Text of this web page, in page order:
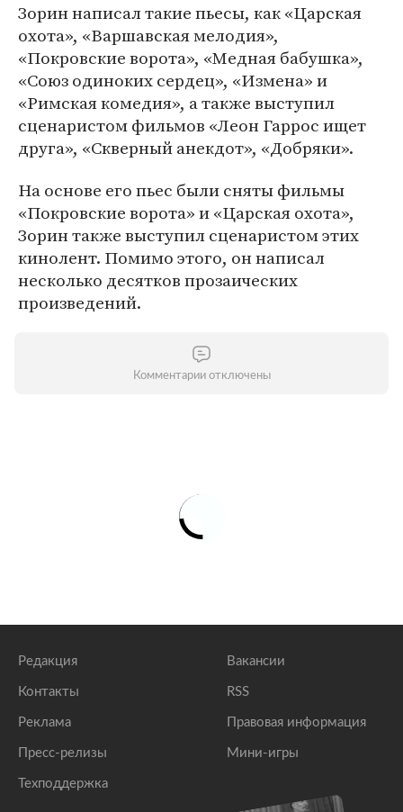
Зорин написал такие пьесы, как «Царская
охота», «Варшавская мелодия»,
«Покровские ворота», «Медная бабушка»,
«Союз одиноких сердец», «Измена» и
«Римская комедия», а также выступил
сценаристом фильмов «Леон Гаррос ищет
друга», «Скверный анекдот», «Добряки».
На основе его пьес были сняты фильмы
«Покровские ворота» и «Царская охота»,
Зорин также выступил сценаристом этих
кинолент. Помимо этого, он написал
несколько десятков прозаических
произведений.
Комментарии отключены
Редакция
Контакты
Реклама
Пресс-релизы
Техподдержка
Вакансии
RSS
Правовая информация
Мини-игры